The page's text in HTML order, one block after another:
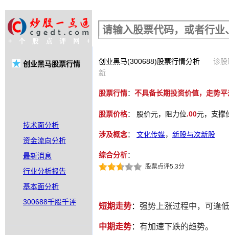
创业黑马股票行情
技术面分析
资金流向分析
最新消息
行业分析报告
基本面分析
300688千股千评
创业黑马(300688)股票行情分析
诊
新
股票行情： 不具备长期投资价值，走势平
股票价格： 股价元，阻力位.00元，支撑
涉及概念： 文化传媒， 新股与次新股
综合分析：
股票点评5.3分
短期走势： 强势上涨过程中，可逢
中期走势： 有加速下跌的趋势。